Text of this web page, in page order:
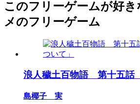
このフリーゲームが好
メのフリーゲーム
浪人穢土百物語 第十五
島椰子 実